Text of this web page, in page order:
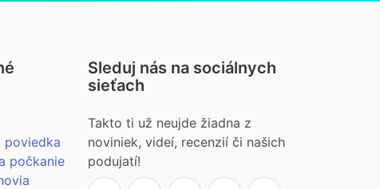
poviedka
počkanie
Sleduj nás na sociálnych
sieťach
Takto ti už neujde žiadna z
noviniek, videí, recenzií či našich
podujatí!